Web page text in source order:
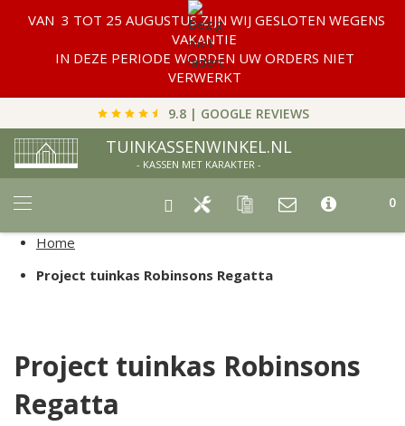
VAN 3 TOT 25 AUGUSTUS ZIJN WIJ GESLOTEN WEGENS
VAKANTIE
IN DEZE PERIODE WORDEN UW ORDERS NIET
VERWERKT
9.8 | GOOGLE REVIEWS
TUINKASSENWINKEL.NL
- KASSEN MET KARAKTER -
0
Home
Project tuinkas Robinsons Regatta
Project tuinkas Robinsons
Regatta